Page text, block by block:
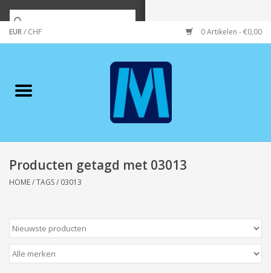
EUR/ CHF 0 Artikelen - €0,00
Merken
Wonen/koken/huishouden
Wenskaarten
Zeeuws/Streek
Producten getagd met 03013
HOME/TAGS/ 03013